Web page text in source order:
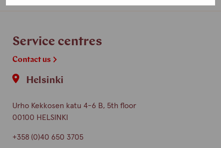
Service centres
Contact us
Helsinki
Urho Kekkosen katu 4-6 B, 5th floor
00100 HELSINKI
+358 (0)40 650 3705